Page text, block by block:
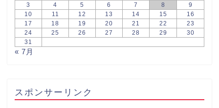
3
4 5 6 7 8
9
10
11 12 13 14 15
16
17
18 19 20 21 22
23
24
25 26 27 28 29
30
31
« 7月
スポンサーリンク